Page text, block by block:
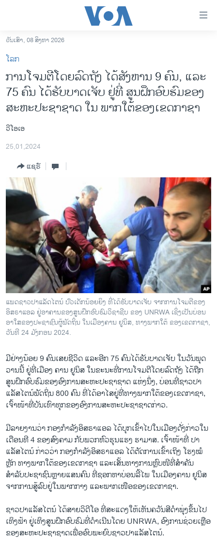
ເຂົ້າ
ຫາ
ຂ້າມ
ຂ້າມ
ໄປ
ຫາ
ຊອກ
ອາເມຣິກາ
ການເລືອກຕັ້ງ ປະທານາທີບໍດີ ສະຫະລັດ 2024
ອິດສະຫຼະພາບດ້ານການຂ່າວ
ຊີວິດຊາວລາວ
ຊຸມຊົນຊາວລາວ
ວິທະຍາສາດ-ເທັກໂນໂລຈີ
ທຸລະກິດ
ພາສາອັງກິດ
ສຽງ
ລາຍການກະຈາຍສຽງ
ລາຍງານ
ຕິດຕາມພວກເຮົາ ທີ່
ພາສາຕ່າງໆ
ວັນເສົາ, 08 ສິງຫາ 2026
ໂລກ
ການໂຈມຕີໂດຍລົດຖັງ ໄດ້ສັງຫານ 9 ຄົນ, ແລະ
75 ຄົນ ໄດ້ຮັບບາດເຈັບ ຢູ່ທີ່ ສູນຝຶກອົບຮົມຂອງ
ສະຫະປະຊາຊາດ ໃນ ພາກໃຕ້ຂອງເຂດກາຊາ
ວີໂອເອ
25,01,2024
ແຊຣ໌
ແພດຊາວປາແລັດໄຕນ໌ ປົວເດັກນ້ອຍຍິງ ທີ່ໄດ້ຮັບບາດເຈັບ ຈາກການໂຈມຕີຂອງ
ອິສຣາແອລ ຢູ່ອາຄານຂອງສູນຝຶກອົບຮົມວິຊາຊີບ ຂອງ UNRWA ເຊິ່ງເປັນບ່ອນ
ອາໃສຂອງປະຊາຊົນຜູ້ພັດຖິ່ນ ໃນເມືອງຄານ ຢູນິສ,​ ທາງພາກໃຕ້ ຂອງເຂດກາຊາ,
ວັນທີ 24 ມັງກອນ 2024.
ມີຢ່າງນ້ອຍ 9 ຄົນເສຍຊີວິດ ແລະອີກ 75 ຄົນໄດ້ຮັບບາດເຈັບ ໃນວັນພຸດ
ວານນີ້ ຢູ່ທີ່ເມືອງ ຄານ ຢູນິສ ໃນຂະນະທີ່ການໂຈມຕີໂດຍລົດຖັງ ໄດ້ຖືກ
ສູນຝຶກອົບຮົມຂອງອົງການສະຫະປະຊາຊາດ ແຫ່ງນຶ່ງ, ບ່ອນທີ່ຊາວປາ
ແລັສໄຕນ໌ພັດຖິ່ນ 800 ຄົນ ທີ່ໄດ້ອາໄສຢູ່ທີ່ທາງພາກໃຕ້ຂອງເຂດກາຊາ,
ເຈົ້າໜ້າທີ່ບັນເທົາທຸກຂອງອົງການສະຫະປະຊາຊາດກ່າວ.
ມີລາຍງານວ່າ ກອງກຳລັງ​ອິສຣາ​ແອ​ລ ​ໄດ້​ບຸກ​ເຂົ້າ​ໄປ​ໃນ​ເມືອງ​ດັ່ງກ່າວ​ໃນ​
ເດືອນ​ທີ 4 ຂອງ​ສົງຄາມ ​ກັບ​ພວກ​ຫົວ​ຮຸນ​ແຮງ ຮາມາສ. ເຈົ້າໜ້າທີ່ ປາ
ແລັສໄຕນ໌ ກ່າວວ່າ ກອງກໍາລັງອິສຣາແອລ ໄດ້ຕັດການເຂົ້າເຖິງ ໂຮງໝໍ
ຫຼັກ ທາງພາກໃຕ້ຂອງເຂດກາຊາ ແລະເສັ້ນທາງການຫຼົບໜີທີ່ສຳຄັນ
ສຳລັບປະຊາຊົນຫຼາຍແສນຄົນ ທີ່ຊອກຫາບ່ອນລີ້ໄພ ໃນເມືອງຄານ ຢູນິສ
ຈາກການສູ້ລົບຢູ່ໃນພາກກາງ ແລະພາກເໜືອຂອງເຂດກາຊາ.
ຊາວ​ປາ​ແລັ​ສ​ໄຕ​ນ໌ ໄດ້ສາຍ​ວິ​ດີ​ໂອ ​ທີ່​ສະ​ແດງ​ໃຫ້​ເຫັນ​ຄວັນ​ສີ​ດຳ​ພຸ່ງຂຶ້ນໄປ
ເທິງ​ຟ້າ​ ຢູ່​ເທິງ​ສູນ​ຝຶກ​ອົບ​ຮົມ​ທີ່​ດຳ​ເນີນ​ໂດຍ UNRWA, ອົງ​ການ​ຊ່ວຍເຫຼືອ​
ຂອງ​ສະ​ຫະ​ປະ​ຊາ​ຊາດ​ເພື່ອອົບພະຍົບ​ຊາວປາແລັສໄຕນ໌.